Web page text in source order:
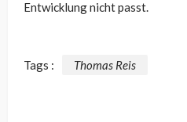
Entwicklung nicht passt.
Tags : Thomas Reis